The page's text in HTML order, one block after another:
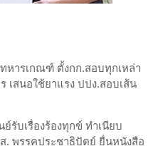
ทหารเกณฑ์ ตั้งกก.สอบทุกเหล่า
เสนอใช้ยาแรง ปปง.สอบเส้น
ย์รับเรื่องร้องทุกข์ ทำเนียบ
. พรรคประชาธิปัตย์ ยื่นหนังสือ